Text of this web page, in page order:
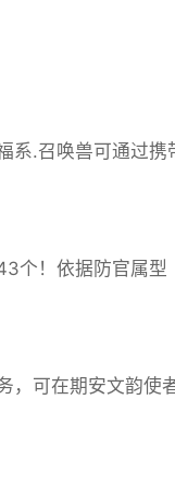
系.召唤兽可通过
个！依据防官属型
，可在期安文韵使